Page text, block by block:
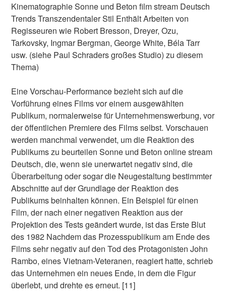
Kinematographie Sonne und Beton film stream Deutsch
Trends Transzendentaler Stil Enthält Arbeiten von
Regisseuren wie Robert Bresson, Dreyer, Ozu,
Tarkovsky, Ingmar Bergman, George White, Béla Tarr
usw. (siehe Paul Schraders großes Studio) zu diesem
Thema)
Eine Vorschau-Performance bezieht sich auf die
Vorführung eines Films vor einem ausgewählten
Publikum, normalerweise für Unternehmenswerbung, vor
der öffentlichen Premiere des Films selbst. Vorschauen
werden manchmal verwendet, um die Reaktion des
Publikums zu beurteilen Sonne und Beton online stream
Deutsch, die, wenn sie unerwartet negativ sind, die
Überarbeitung oder sogar die Neugestaltung bestimmter
Abschnitte auf der Grundlage der Reaktion des
Publikums beinhalten können. Ein Beispiel für einen
Film, der nach einer negativen Reaktion aus der
Projektion des Tests geändert wurde, ist das Erste Blut
des 1982 Nachdem das Prozesspublikum am Ende des
Films sehr negativ auf den Tod des Protagonisten John
Rambo, eines Vietnam-Veteranen, reagiert hatte, schrieb
das Unternehmen ein neues Ende, in dem die Figur
überlebt, und drehte es erneut. [11]